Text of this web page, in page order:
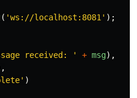
( 'ws://localhost:8081 ' );
received: ' + msg),
' )